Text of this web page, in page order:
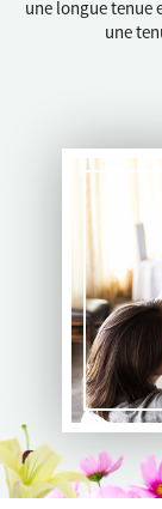
une longue tenue
une